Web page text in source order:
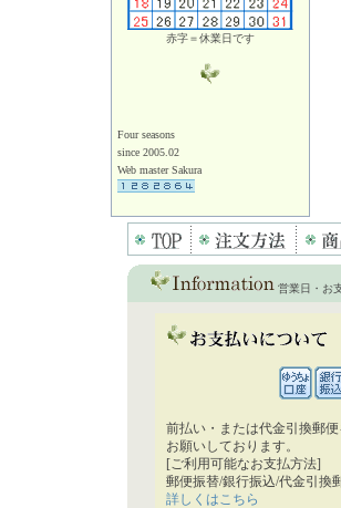
赤字＝休業日です
Four seasons
since 2005.02
Web master Sakura
営業日・お
前払い・または代金引換郵便
お願いしております。
[ご利用可能なお支払方法]
郵便振替/銀行振込/代金引換
詳しくはこちら